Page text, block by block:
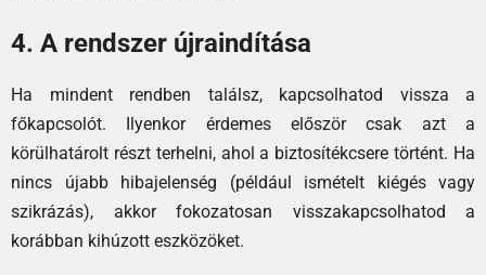
4. A rendszer újraindítása
Ha mindent rendben találsz, kapcsolhatod vissza a
főkapcsolót. Ilyenkor érdemes először csak azt a
körülhatárolt részt terhelni, ahol a biztosítékcsere történt. Ha
nincs újabb hibajelenség (például ismételt kiégés vagy
szikrázás), akkor fokozatosan visszakapcsolhatod a
korábban kihúzott eszközöket.